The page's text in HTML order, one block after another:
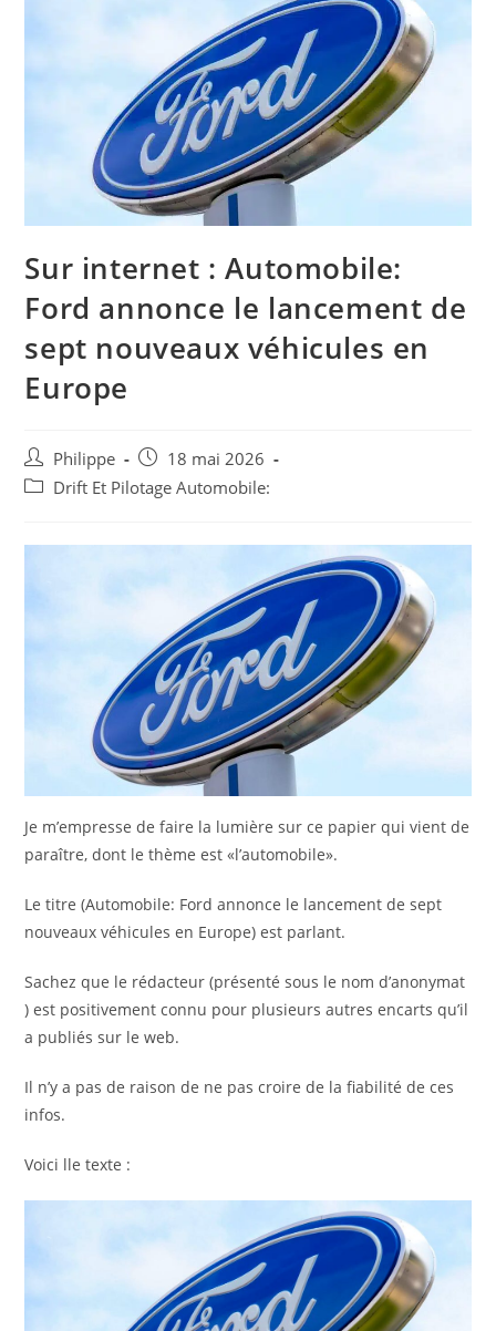
Sur internet : Automobile:
Ford annonce le lancement de
sept nouveaux véhicules en
Europe
Auteur/autrice
de
Philippe
Post
published:
18 mai 2026
PostDrift Et Pilotage Automobile:
Je m’empresse de faire la lumière sur ce papier qui vient de
paraître, dont le thème est «l’automobile».
Le titre (Automobile: Ford annonce le lancement de sept
nouveaux véhicules en Europe) est parlant.
Sachez que le rédacteur (présenté sous le nom d’anonymat
) est positivement connu pour plusieurs autres encarts qu’il
a publiés sur le web.
Il n’y a pas de raison de ne pas croire de la fiabilité de ces
infos.
Voici lle texte :